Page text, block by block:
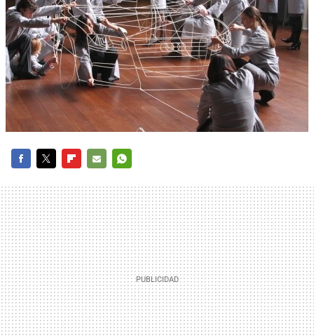
MAIL